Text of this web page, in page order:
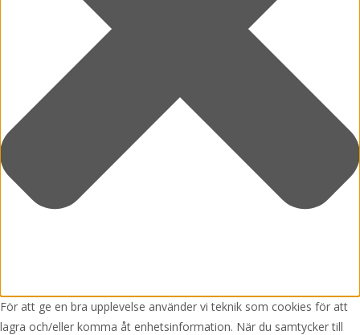
För att ge en bra upplevelse använder vi teknik som cookies för att
lagra och/eller komma åt enhetsinformation. När du samtycker till